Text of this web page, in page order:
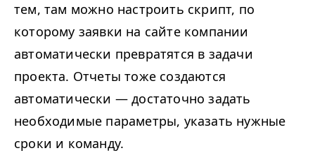
тем, там можно настроить скрипт, по
которому заявки на сайте компании
автоматически превратятся в задачи
проекта. Отчеты тоже создаются
автоматически — достаточно задать
необходимые параметры, указать нужные
сроки и команду.